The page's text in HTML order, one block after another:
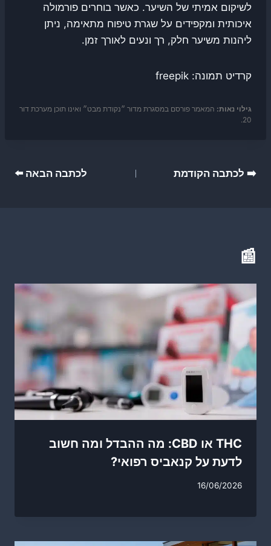
לשיקום אמיתי של השיער. כאשר בוחרים פורמולה
איכותית ומקפידים על שגרת טיפוח מתאימה, ניתן
ליהנות משיער חלק, רך ונעים לאורך זמן.
קרדיט תמונה: freepik
גילוי נאות: המאמר פורסם במסגרת מדור ״נקודת מבט״ ואינו תוכן מערכת דור
20.
ניווט
➡️ לכתבה הקודמת לכתבה הבאה ⬅️
📰
THC או CBD: מה ההבדל ומה חשוב
לדעת על קנאביס רפואי?
16/06/2026